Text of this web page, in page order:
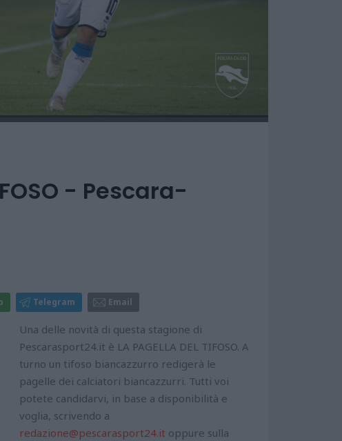
- Pescara-
Telegram Email
Una delle novità di questa stagione di
Pescarasport24.it è LA PAGELLA DEL TIFOSO. A
turno un tifoso biancazzurro redigerà le
pagelle dei calciatori biancazzurri. Tutti voi
potete candidarvi, in base a disponibilità e
voglia, scrivendo a
redazione@pescarasport24.it oppure sulla